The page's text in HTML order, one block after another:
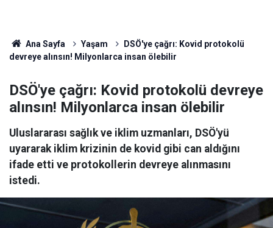
Ana Sayfa Yaşam
DSÖ'ye çağrı: Kovid protokolü
devreye alınsın! Milyonlarca insan ölebilir
DSÖ'ye çağrı: Kovid protokolü devreye
alınsın! Milyonlarca insan ölebilir
Uluslararası sağlık ve iklim uzmanları, DSÖ'yü
uyararak iklim krizinin de kovid gibi can aldığını
ifade etti ve protokollerin devreye alınmasını
istedi.